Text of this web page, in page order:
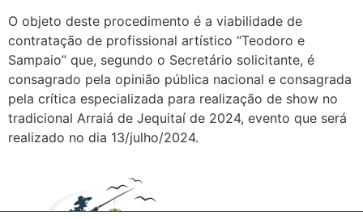
O objeto deste procedimento é a viabilidade de
contratação de profissional artístico “Teodoro e
Sampaio” que, segundo o Secretário solicitante, é
consagrado pela opinião pública nacional e consagrada
pela crítica especializada para realização de show no
tradicional Arraiá de Jequitaí de 2024, evento que será
realizado no dia 13/julho/2024.